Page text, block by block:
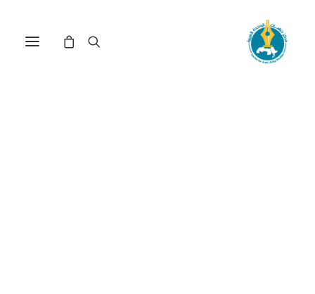
فيدراسات